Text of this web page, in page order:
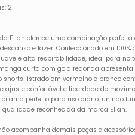
2
Elian oferece uma combinação perfeita
e lazer. Confeccionado em 100%
e alta respirabilidade, ideal para
curta com gola redonda
shorts listrado em vermelho e branco
ajuste confortável e liberdade de
perfeito para uso diário, unindo
reconhecida da marca Elian.
acompanha demais peças e